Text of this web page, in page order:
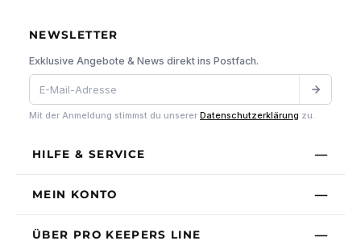
NEWSLETTER
Exklusive Angebote & News direkt ins Postfach.
Mit der Anmeldung stimmst du unserer Datenschutzerklärung zu.
HILFE & SERVICE
MEIN KONTO
ÜBER PRO KEEPERS LINE